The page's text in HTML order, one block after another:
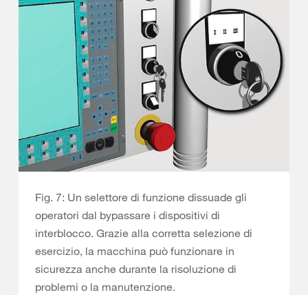
Fig. 7: Un selettore di funzione dissuade gli
operatori dal bypassare i dispositivi di
interblocco. Grazie alla corretta selezione di
esercizio, la macchina può funzionare in
sicurezza anche durante la risoluzione di
problemi o la manutenzione.